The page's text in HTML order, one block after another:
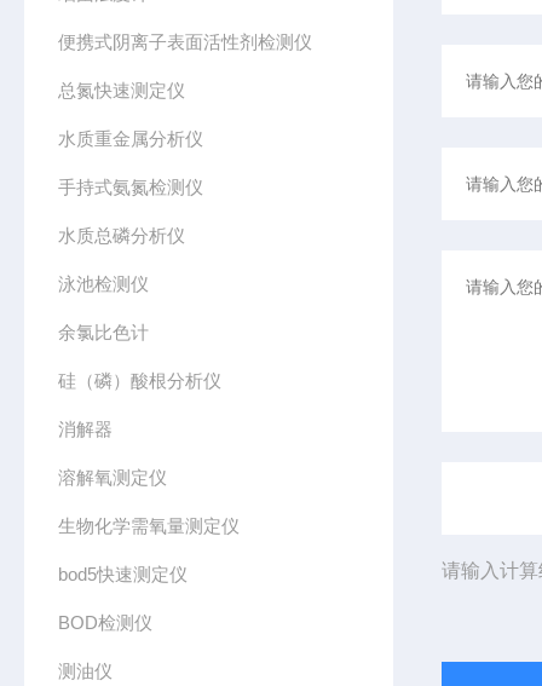
便携式阴离子表面活性剂检测仪
总氮快速测定仪
水质重金属分析仪
手持式氨氮检测仪
水质总磷分析仪
泳池检测仪
余氯比色计
硅（磷）酸根分析仪
消解器
溶解氧测定仪
生物化学需氧量测定仪
bod5快速测定仪
BOD检测仪
测油仪
请输入计